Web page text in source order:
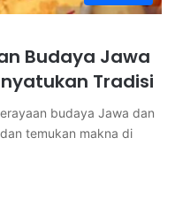
Budaya Jawa
Tradisi
budaya Jawa dan
temukan makna di